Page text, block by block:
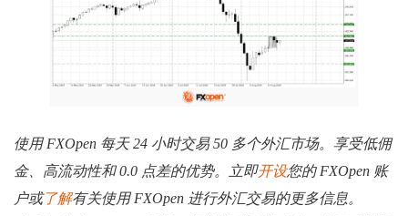
使用 FXOpen 每天 24 小时交易 50 多个外汇市场。享受低佣
金、高流动性和 0.0 点差的优势。立即开设您的 FXOpen 账
户或了解有关使用 FXOpen 进行外汇交易的更多信息。